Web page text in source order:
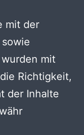
mit der
mit
Richtigkeit,
der Inhalte